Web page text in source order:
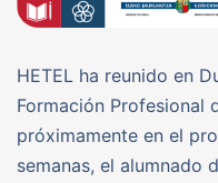
HETEL ha reunido en
Formación Profesional
próximamente en el
semanas, el alumnado